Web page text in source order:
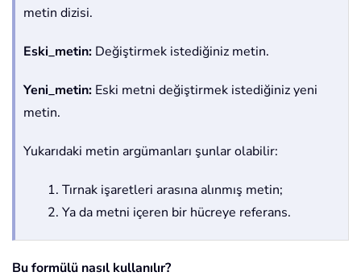
metin dizisi.
Eski_metin: Değiştirmek istediğiniz metin.
Yeni_metin: Eski metni değiştirmek istediğiniz yeni
metin.
Yukarıdaki metin argümanları şunlar olabilir:
1. Tırnak işaretleri arasına alınmış metin;
2. Ya da metni içeren bir hücreye referans.
Bu formülü nasıl kullanılır?